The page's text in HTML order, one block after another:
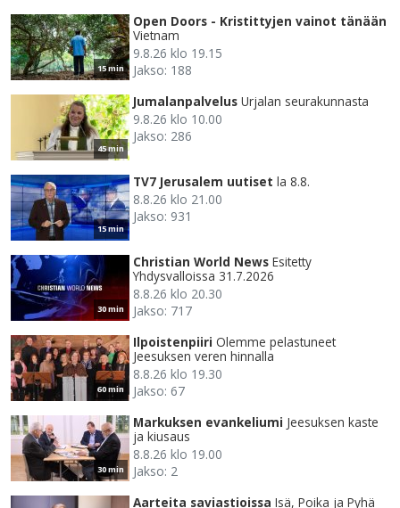
15 min
Open Doors - Kristittyjen vainot tänään
Vietnam
9.8.26 klo 19.15
Jakso: 188
45 min
Jumalanpalvelus Urjalan seurakunnasta
9.8.26 klo 10.00
Jakso: 286
15 min
TV7 Jerusalem uutiset la 8.8.
8.8.26 klo 21.00
Jakso: 931
30 min
Christian World News Esitetty
Yhdysvalloissa 31.7.2026
8.8.26 klo 20.30
Jakso: 717
60 min
Ilpoistenpiiri Olemme pelastuneet
Jeesuksen veren hinnalla
8.8.26 klo 19.30
Jakso: 67
30 min
Markuksen evankeliumi Jeesuksen kaste
ja kiusaus
8.8.26 klo 19.00
Jakso: 2
Aarteita saviastioissa Isä, Poika ja Pyhä